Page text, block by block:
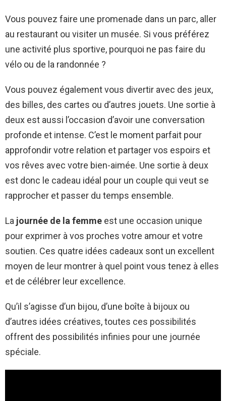
Vous pouvez faire une promenade dans un parc, aller
au restaurant ou visiter un musée. Si vous préférez
une activité plus sportive, pourquoi ne pas faire du
vélo ou de la randonnée ?
Vous pouvez également vous divertir avec des jeux,
des billes, des cartes ou d’autres jouets. Une sortie à
deux est aussi l’occasion d’avoir une conversation
profonde et intense. C’est le moment parfait pour
approfondir votre relation et partager vos espoirs et
vos rêves avec votre bien-aimée. Une sortie à deux
est donc le cadeau idéal pour un couple qui veut se
rapprocher et passer du temps ensemble.
La journée de la femme est une occasion unique
pour exprimer à vos proches votre amour et votre
soutien. Ces quatre idées cadeaux sont un excellent
moyen de leur montrer à quel point vous tenez à elles
et de célébrer leur excellence.
Qu’il s’agisse d’un bijou, d’une boîte à bijoux ou
d’autres idées créatives, toutes ces possibilités
offrent des possibilités infinies pour une journée
spéciale.